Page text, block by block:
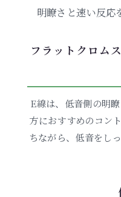
明瞭さと速い反応
フラットクロム
E線は、低音側の明
方におすすめのコン
ちながら、低音をし